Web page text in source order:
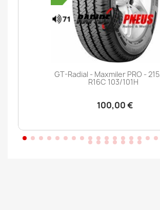
GT-Radial - Maxmiler PRO -
R16C 103/101H
100,00 €